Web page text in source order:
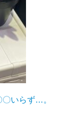
いらず…。